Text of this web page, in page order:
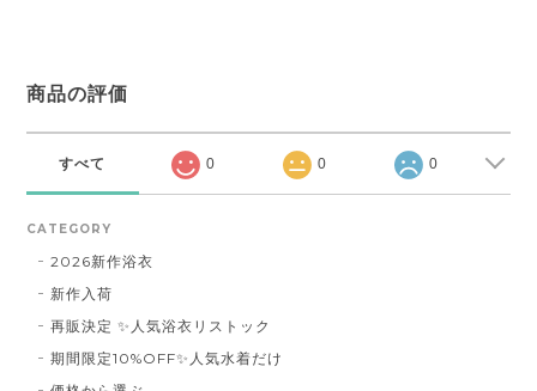
商品の評価
すべて 0 0 0
CATEGORY
2026新作浴衣
新作入荷
再販決定 ✨人気浴衣リストック
期間限定10%OFF✨人気水着だけ